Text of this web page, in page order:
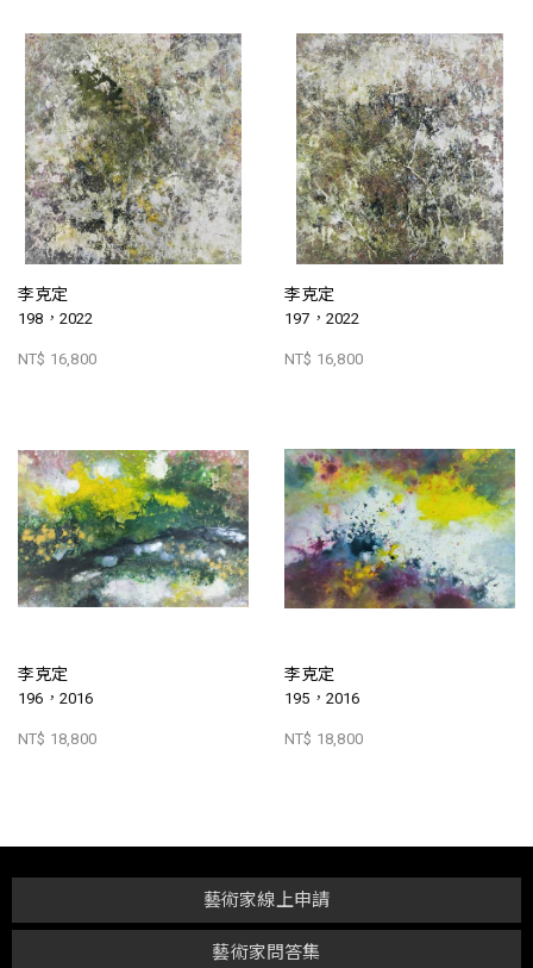
李克定
198，2022
NT$ 16,800
李克定
197，2022
NT$ 16,800
李克定
196，2016
NT$ 18,800
李克定
195，2016
NT$ 18,800
藝術家問答集
藝術家線上申請